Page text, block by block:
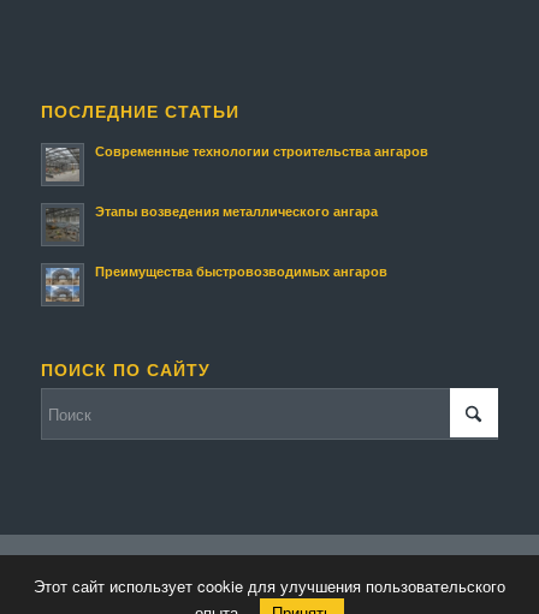
ПОСЛЕДНИЕ СТАТЬИ
Современные технологии строительства ангаров
Этапы возведения металлического ангара
Преимущества быстровозводимых ангаров
ПОИСК ПО САЙТУ
powered by Enfold WordPress Theme
Этот сайт использует cookie для улучшения пользовательского